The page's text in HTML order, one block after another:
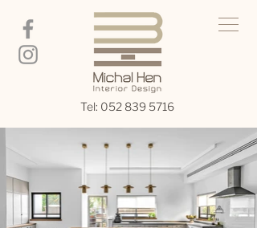
Tel: 052 839 5716